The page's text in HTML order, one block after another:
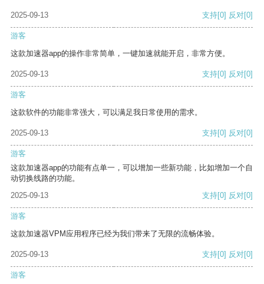
2025-09-13 支持[0] 反对[0]
游客
这款加速器app的操作非常简单，一键加速就能开启，非常方便。
2025-09-13 支持[0] 反对[0]
游客
这款软件的功能非常强大，可以满足我日常使用的需求。
2025-09-13 支持[0] 反对[0]
游客
这款加速器app的功能有点单一，可以增加一些新功能，比如增加一个自
动切换线路的功能。
2025-09-13
支持[0] 反对[0]
游客
这款加速器VPM应用程序已经为我们带来了无限的流畅体验。
2025-09-13 支持[0] 反对[0]
游客